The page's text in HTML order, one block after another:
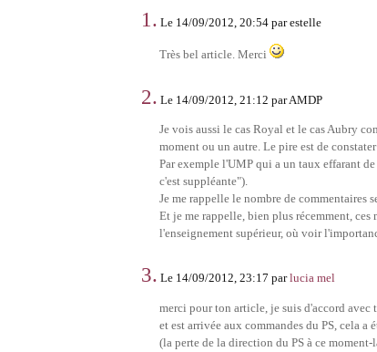
1. Le 14/09/2012, 20:54 par estelle
Très bel article. Merci
2. Le 14/09/2012, 21:12 par AMDP
Je vois aussi le cas Royal et le cas Aubry
moment ou un autre. Le pire est de
Par exemple l'UMP qui a un taux effarant
c'est suppléante").
Je me rappelle le nombre de commentaires
Et je me rappelle, bien plus récemment,
l'enseignement supérieur, où voir
3. Le 14/09/2012, 23:17 parlucia mel
merci pour ton article, je suis d'accord avec
et est arrivée aux commandes du PS, cela
(la perte de la direction du PS à ce